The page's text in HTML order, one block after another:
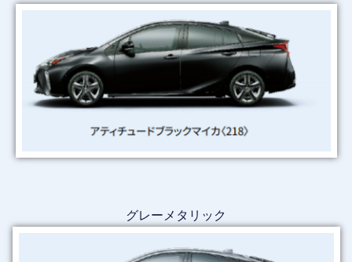
グレーメタリック